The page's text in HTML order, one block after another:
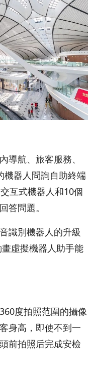
導航、旅客服務、
器人問詢自助終端
互式機器人和10個
答問題。
識別機器人的升級
虛擬機器人助手能
度拍照范圍的攝像
身高，即使不到一
前拍照后完成安檢